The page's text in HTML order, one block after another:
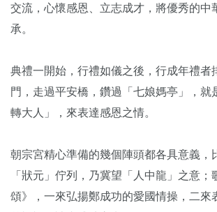
交流，心懷感恩、立志成才，將優秀的中
承。
典禮一開始，行禮如儀之後，行成年禮者
門，走過平安橋，鑽過「七娘媽亭」，就
轉大人」，來表達感恩之情。
朝宗宮精心準備的幾個陣頭都各具意義，
「狀元」佇列，乃冀望「人中龍」之意；
頌》，一來弘揚鄭成功的愛國情操，二來